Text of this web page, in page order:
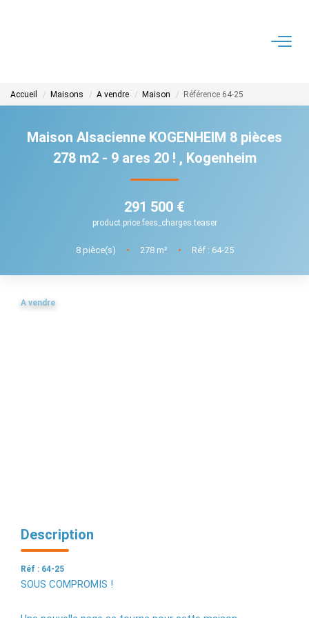
LOUER
ESTIMER
CONTACT
Accueil Maisons A vendre Maison Référence 64-25
Maison Alsacienne KOGENHEIM 8 pièces
278 m2 - 9 ares 20 ! , Kogenheim
291 500 €
product.price.fees_charges.teaser
8pièce(s) • 278m² • Réf : 64-25
A vendre
Description
Réf : 64-25
SOUS COMPROMIS !